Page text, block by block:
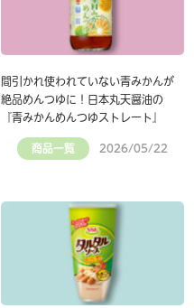
間引かれ使われていない青みかんが
絶品めんつゆに！日本丸天醤油の
『青みかんめんつゆストレート』
商品一覧 2026/05/22